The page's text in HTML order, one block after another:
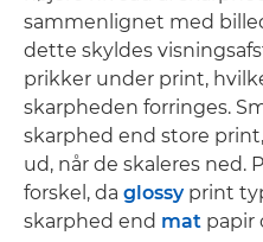
sammenlignet med
dette skyldes
prikker under print,
skarpheden forringes.
skarphed end store
ud, når de skaleres ned.
forskel, da glossyprint
skarphed end mat papir